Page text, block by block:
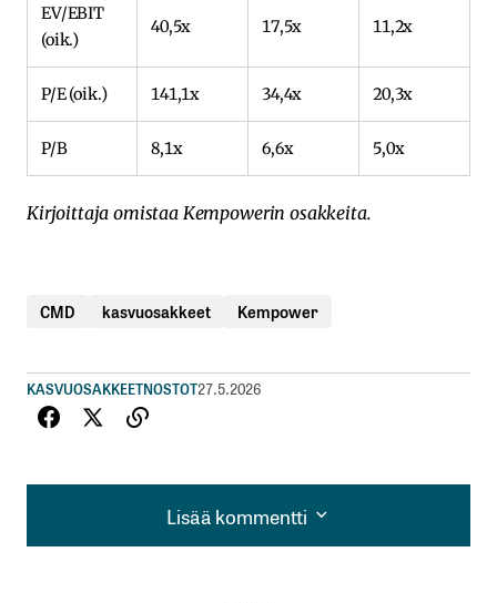
EV/EBIT
(oik.)
40,5x 17,5x 11,2x
P/E (oik.) 141,1x 34,4x 20,3x
P/B 8,1x 6,6x 5,0x
Kirjoittaja omistaa Kempowerin osakkeita.
CMD kasvuosakkeet Kempower
KASVUOSAKKEETNOSTOT27.5.2026
Lisää kommentti
Lisää kommentti